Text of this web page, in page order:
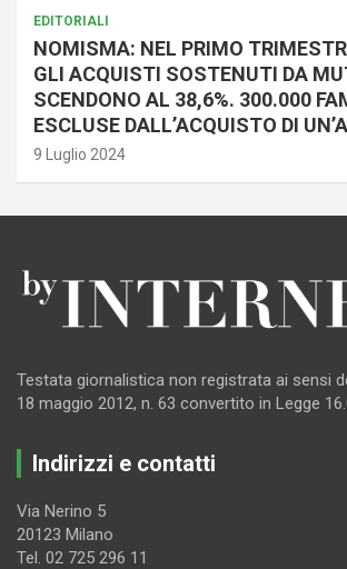
EDITORIALI
NOMISMA: NEL PRIMO
GLI ACQUISTI SOSTENUTI DA
SCENDONO AL 38,6%. 300.000
ESCLUSE DALL’ACQUISTO DI
9 Luglio 2024
Testata giornalistica non registrata ai sensi
18 maggio 2012, n. 63 convertito in Legge
Indirizzi e contatti
Via Nerino 5
20123 Milano
Tel. 02 725 296 11